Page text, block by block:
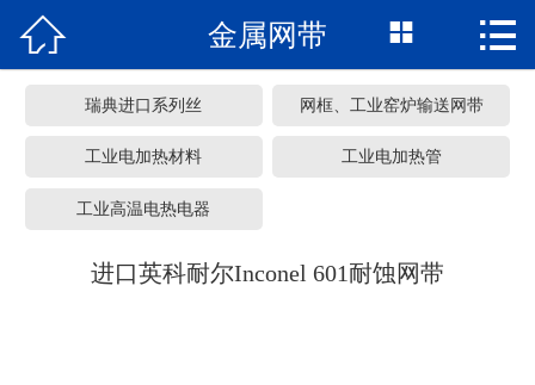
网站首页
产品中心
服务承诺
 金属网带  
瑞典进口系列丝 网框、工业窑炉输送网带
工业电加热材料 工业电加热管
工业高温电热电器
进口英科耐尔Inconel 601耐蚀网带